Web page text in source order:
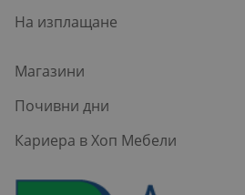
На изплащане
Магазини
Почивни дни
Кариера в Хоп Мебели